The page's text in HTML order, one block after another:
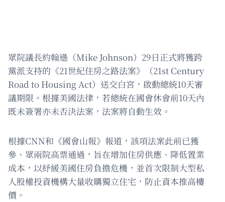
眾院議長約翰遜（Mike Johnson）29日正式將獲跨
黨派支持的《21世紀住房之路法案》（21st Century
Road to Housing Act）送交白宮，啟動總統10天審
議期限。根據美國法律，若總統在國會休會前10天內
既未簽署亦未否決法案，法案將自動生效。
根據CNN和《國會山報》報道，該項法案此前已獲
參、眾兩院高票通過，旨在增加住房供應、降低置業
成本，以紓緩美國住房負擔危機，並首次限制大型私
人股權投資機構大量收購獨立住宅，防止資本推高樓
價。